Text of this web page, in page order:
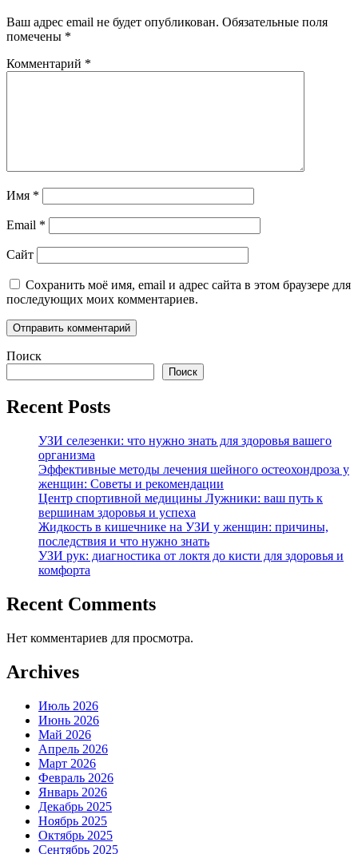
Ваш адрес email не будет опубликован. Обязательные поля
помечены *
Комментарий *
Имя *
Email *
Сайт
Сохранить моё имя, email и адрес сайта в этом браузере для
последующих моих комментариев.
Поиск
Поиск
Recent Posts
УЗИ селезенки: что нужно знать для здоровья вашего
организма
Эффективные методы лечения шейного остеохондроза у
женщин: Советы и рекомендации
Центр спортивной медицины Лужники: ваш путь к
вершинам здоровья и успеха
Жидкость в кишечнике на УЗИ у женщин: причины,
последствия и что нужно знать
УЗИ рук: диагностика от локтя до кисти для здоровья и
комфорта
Recent Comments
Нет комментариев для просмотра.
Archives
Июль 2026
Июнь 2026
Май 2026
Апрель 2026
Март 2026
Февраль 2026
Январь 2026
Декабрь 2025
Ноябрь 2025
Октябрь 2025
Сентябрь 2025